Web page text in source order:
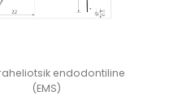
endodontiline
(EMS)